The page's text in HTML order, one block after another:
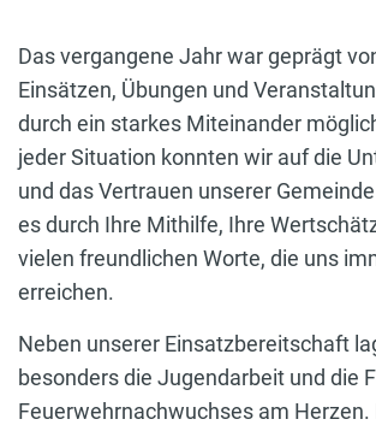
Das vergangene Jahr war geprägt
Einsätzen, Übungen und
durch ein starkes Miteinander
jeder Situation konnten wir auf die
und das Vertrauen unserer
es durch Ihre Mithilfe, Ihre
vielen freundlichen Worte, die uns
erreichen.
Neben unserer Einsatzbereitschaft
besonders die Jugendarbeit und die
Feuerwehrnachwuchses am Herzen.